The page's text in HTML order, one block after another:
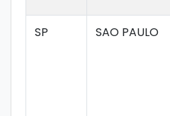
SP SAO PAULO